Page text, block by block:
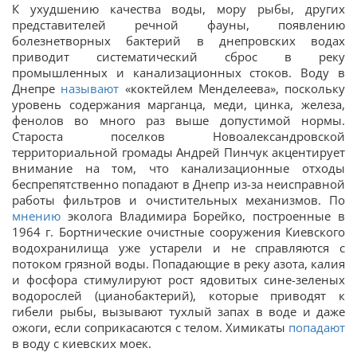
К ухудшению качества воды, мору рыбы, других
представителей речной фауны, появлению
болезнетворных бактерий в днепровских водах
приводит систематический сброс в реку
промышленных и канализационных стоков. Воду в
Днепре называют «коктейлем Менделеева», поскольку
уровень содержания марганца, меди, цинка, железа,
фенолов во много раз выше допустимой нормы.
Староста поселков Новоалександровской
территориальной громады Андрей Пинчук акцентирует
внимание на том, что канализационные отходы
беспрепятственно попадают в Днепр из-за неисправной
работы фильтров и очистительных механизмов. По
мнению эколога Владимира Борейко, построенные в
1964 г. Бортнические очистные сооружения Киевского
водохранилища уже устарели и не справляются с
потоком грязной воды. Попадающие в реку азота, калия
и фосфора стимулируют рост ядовитых сине-зеленых
водорослей (цианобактерий), которые приводят к
гибели рыбы, вызывают тухлый запах в воде и даже
ожоги, если соприкасаются с телом. Химикаты попадают
в воду с киевских моек.